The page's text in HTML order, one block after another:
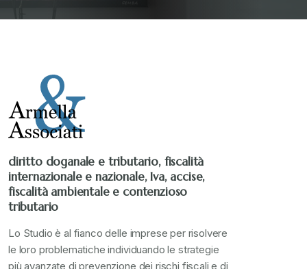
diritto doganale e tributario, fiscalità
internazionale e nazionale, Iva, accise,
fiscalità ambientale e contenzioso
tributario
Lo Studio è al fianco delle imprese per risolvere
le loro problematiche individuando le strategie
più avanzate di prevenzione dei rischi fiscali e di